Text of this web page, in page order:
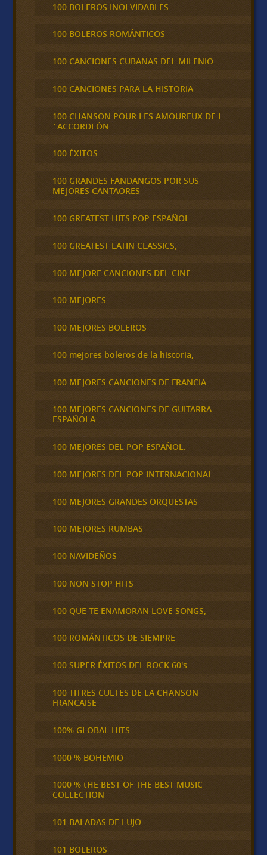
100 BOLEROS INOLVIDABLES
100 BOLEROS ROMÁNTICOS
100 CANCIONES CUBANAS DEL MILENIO
100 CANCIONES PARA LA HISTORIA
100 CHANSON POUR LES AMOUREUX DE L
´ACCORDEÓN
100 ÉXITOS
100 GRANDES FANDANGOS POR SUS
MEJORES CANTAORES
100 GREATEST HITS POP ESPAÑOL
100 GREATEST LATIN CLASSICS,
100 MEJORE CANCIONES DEL CINE
100 MEJORES
100 MEJORES BOLEROS
100 mejores boleros de la historia,
100 MEJORES CANCIONES DE FRANCIA
100 MEJORES CANCIONES DE GUITARRA
ESPAÑOLA
100 MEJORES DEL POP ESPAÑOL.
100 MEJORES DEL POP INTERNACIONAL
100 MEJORES GRANDES ORQUESTAS
100 MEJORES RUMBAS
100 NAVIDEÑOS
100 NON STOP HITS
100 QUE TE ENAMORAN LOVE SONGS,
100 ROMÁNTICOS DE SIEMPRE
100 SUPER ÉXITOS DEL ROCK 60's
100 TITRES CULTES DE LA CHANSON
FRANCAISE
100% GLOBAL HITS
1000 % BOHEMIO
1000 % tHE BEST OF THE BEST MUSIC
COLLECTION
101 BALADAS DE LUJO
101 BOLEROS